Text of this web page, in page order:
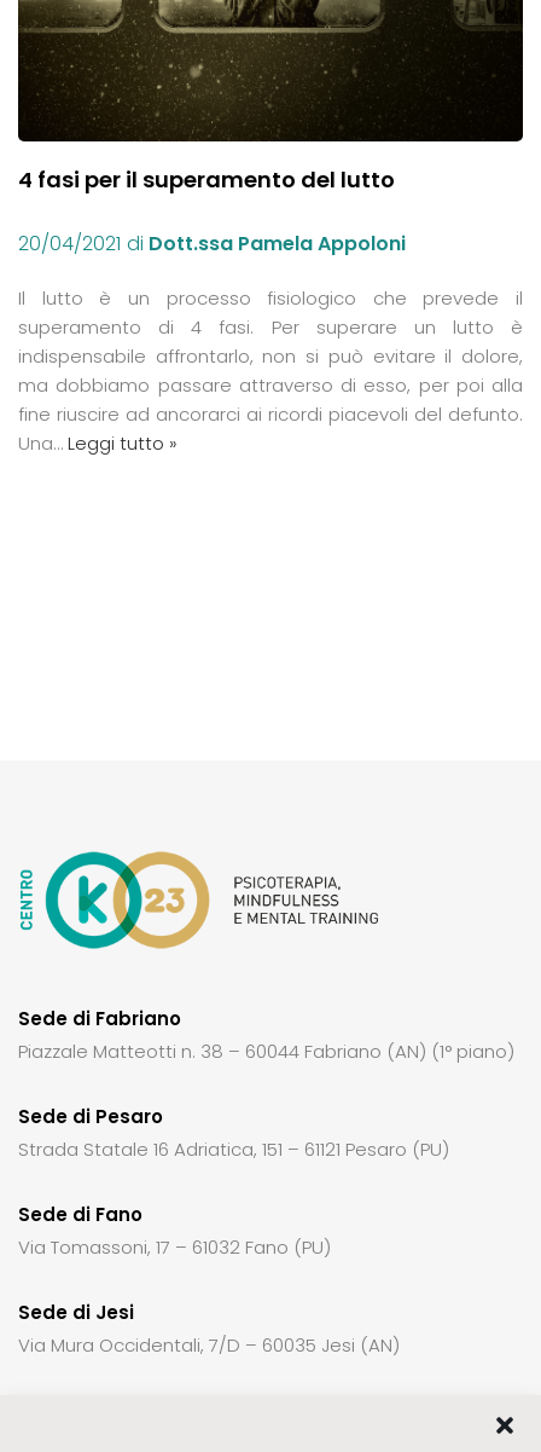
4 fasi per il superamento del lutto
20/04/2021 di Dott.ssa Pamela Appoloni
Il lutto è un processo fisiologico che prevede il
superamento di 4 fasi. Per superare un lutto è
indispensabile affrontarlo, non si può evitare il dolore,
ma dobbiamo passare attraverso di esso, per poi alla
fine riuscire ad ancorarci ai ricordi piacevoli del defunto.
Una…Leggi tutto »
Sede di Fabriano
Piazzale Matteotti n. 38 – 60044 Fabriano (AN) (1° piano)
Sede di Pesaro
Strada Statale 16 Adriatica, 151 – 61121 Pesaro (PU)
Sede di Fano
Via Tomassoni, 17 – 61032 Fano (PU)
Sede di Jesi
Via Mura Occidentali, 7/D – 60035 Jesi (AN)